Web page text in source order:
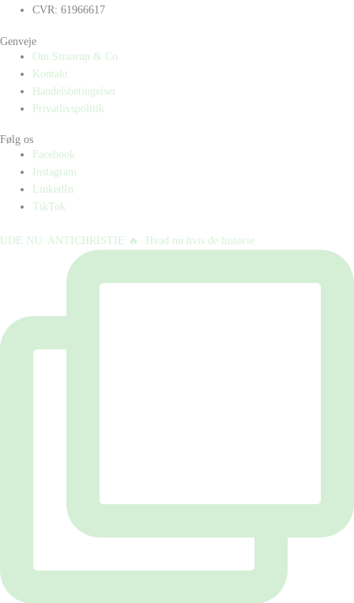
CVR: 61966617
Genveje
Om Straarup & Co
Kontakt
Handelsbetingelser
Privatlivspolitik
Følg os
Facebook
Instagram
LinkedIn
TikTok
UDE NU: ANTICHRISTIE 🔥⁠ ⁠ Hvad nu hvis de historie